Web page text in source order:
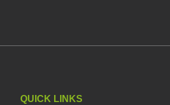
QUICK LINKS